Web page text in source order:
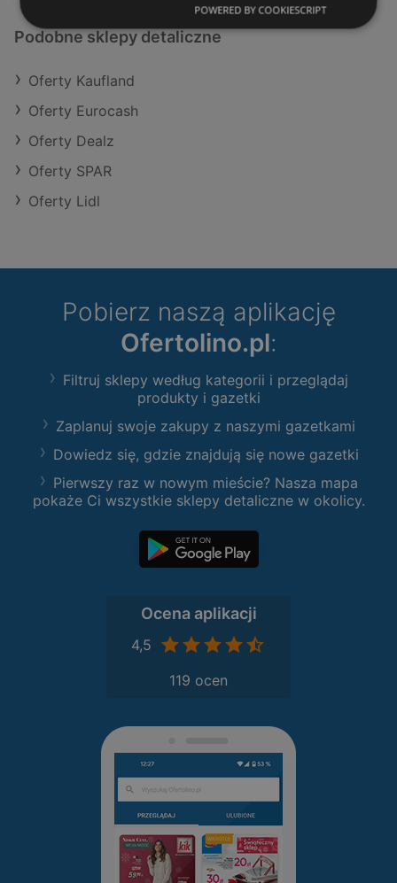
Podobne sklepy detaliczne
Oferty Kaufland
Oferty Eurocash
Oferty Dealz
Oferty SPAR
Oferty Lidl
Pobierz naszą aplikację
Ofertolino.pl:
Filtruj sklepy według kategorii i przeglądaj
produkty i gazetki
Zaplanuj swoje zakupy z naszymi gazetkami
Dowiedz się, gdzie znajdują się nowe gazetki
Pierwszy raz w nowym mieście? Nasza mapa
pokaże Ci wszystkie sklepy detaliczne w okolicy.
Ocena aplikacji
4,5
119 ocen
POWERED BY COOKIESCRIPT